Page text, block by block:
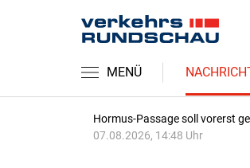
MENÜ
Hormus-Passage soll vorerst
07.08.2026, 14:48 Uhr